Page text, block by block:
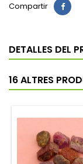
Compartir
DETALLES DEL
16 ALTRES